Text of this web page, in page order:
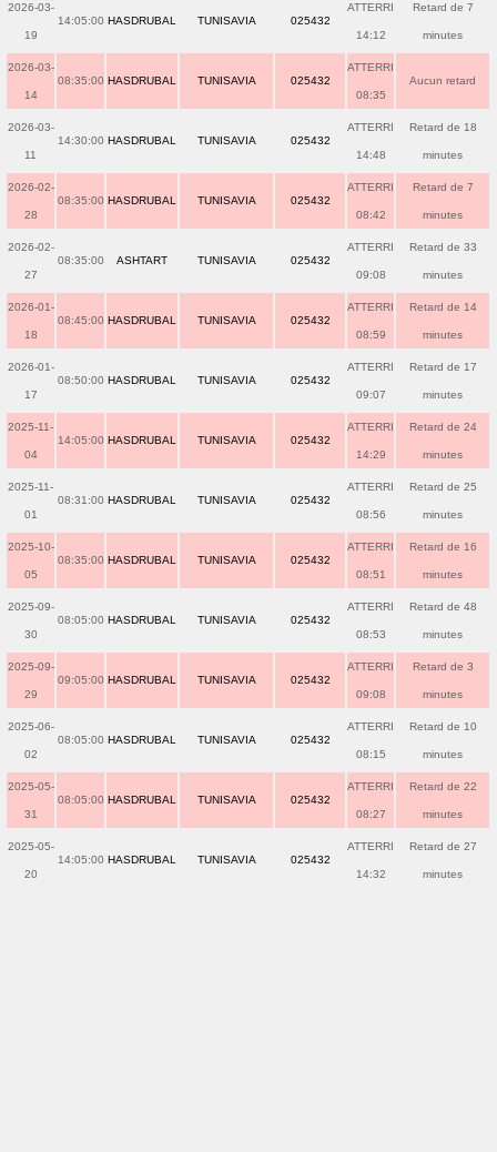
2026-03-
19
14:05:00 HASDRUBAL TUNISAVIA 025432
ATTERRI
14:12
Retard de 7
minutes
2026-03-
14
08:35:00 HASDRUBAL TUNISAVIA 025432
ATTERRI
08:35
Aucun retard
2026-03-
11
14:30:00 HASDRUBAL TUNISAVIA 025432
ATTERRI
14:48
Retard de 18
minutes
2026-02-
28
08:35:00 HASDRUBAL TUNISAVIA 025432
ATTERRI
08:42
Retard de 7
minutes
2026-02-
27
08:35:00 ASHTART TUNISAVIA 025432
ATTERRI
09:08
Retard de 33
minutes
2026-01-
18
08:45:00 HASDRUBAL TUNISAVIA 025432
ATTERRI
08:59
Retard de 14
minutes
2026-01-
17
08:50:00 HASDRUBAL TUNISAVIA 025432
ATTERRI
09:07
Retard de 17
minutes
2025-11-
04
14:05:00 HASDRUBAL TUNISAVIA 025432
ATTERRI
14:29
Retard de 24
minutes
2025-11-
01
08:31:00 HASDRUBAL TUNISAVIA 025432
ATTERRI
08:56
Retard de 25
minutes
2025-10-
05
08:35:00 HASDRUBAL TUNISAVIA 025432
ATTERRI
08:51
Retard de 16
minutes
2025-09-
30
08:05:00 HASDRUBAL TUNISAVIA 025432
ATTERRI
08:53
Retard de 48
minutes
2025-09-
29
09:05:00 HASDRUBAL TUNISAVIA 025432
ATTERRI
09:08
Retard de 3
minutes
2025-06-
02
08:05:00 HASDRUBAL TUNISAVIA 025432
ATTERRI
08:15
Retard de 10
minutes
2025-05-
31
08:05:00 HASDRUBAL TUNISAVIA 025432
ATTERRI
08:27
Retard de 22
minutes
2025-05-
20
14:05:00 HASDRUBAL TUNISAVIA 025432
ATTERRI
14:32
Retard de 27
minutes